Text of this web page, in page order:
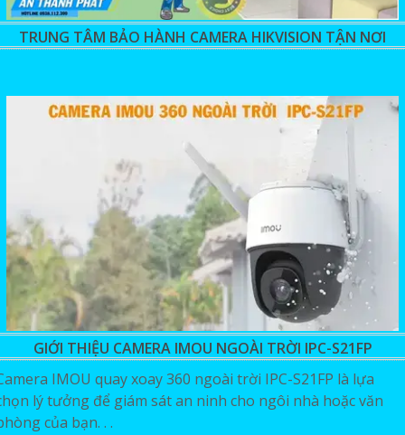
TRUNG TÂM BẢO HÀNH CAMERA HIKVISION TẬN NƠI
GIỚI THIỆU CAMERA IMOU NGOÀI TRỜI IPC-S21FP
IMOU quay xoay 360 ngoài trời IPC-S21FP là lựa
lý tưởng để giám sát an ninh cho ngôi nhà hoặc văn
của bạn. . .